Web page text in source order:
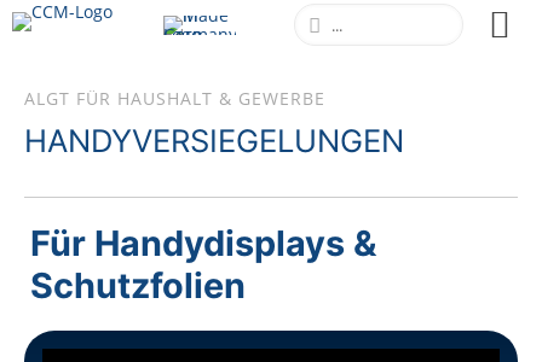
ALGT FÜR HAUSHALT & GEWERBE
HANDYVERSIEGELUNGEN
Für Handydisplays &
Schutzfolien